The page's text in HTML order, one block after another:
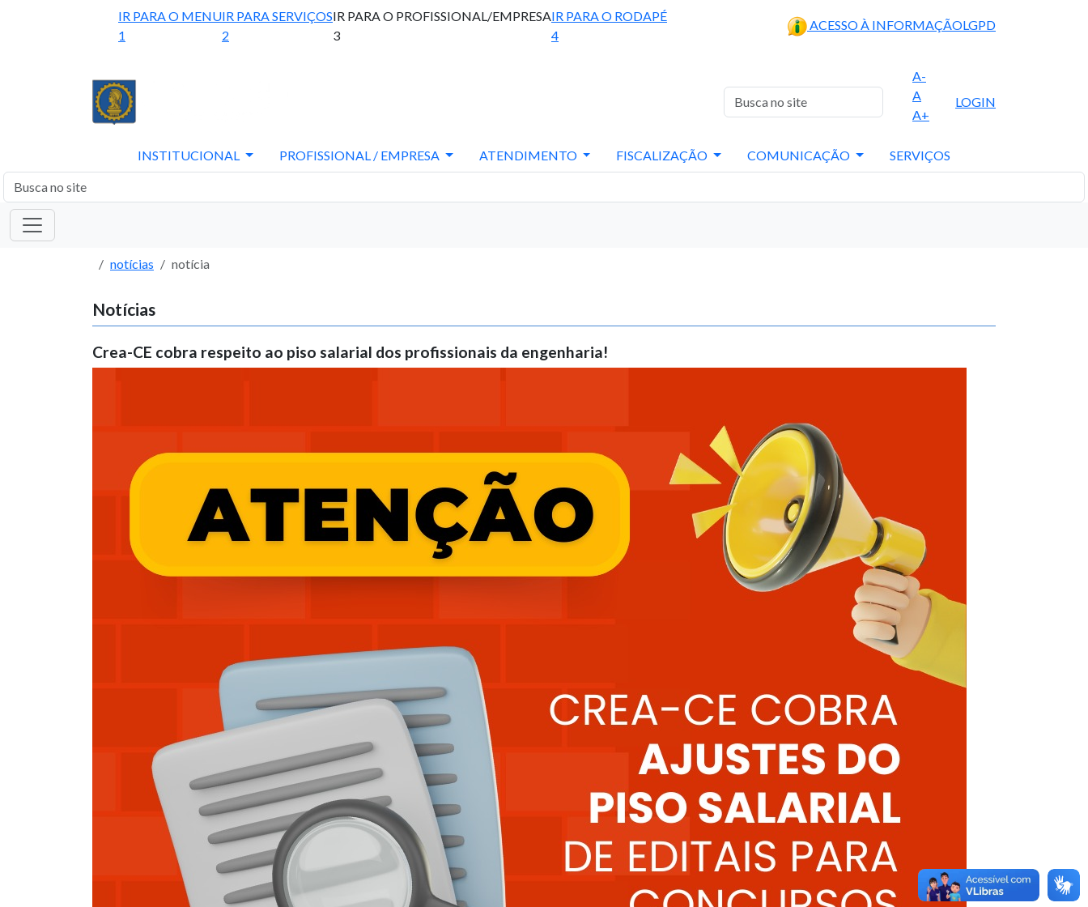
IR PARA O MENU
1
IR PARA SERVIÇOS
2
IR PARA O PROFISSIONAL/EMPRESA
3
IR PARA O RODAPÉ
4
ACESSO À INFORMAÇÃOLGPD
A-
A
A+
LOGIN
INSTITUCIONAL PROFISSIONAL / EMPRESA ATENDIMENTO FISCALIZAÇÃO COMUNICAÇÃO SERVIÇOS
notícias notícia
Notícias
Crea-CE cobra respeito ao piso salarial dos profissionais da engenharia!